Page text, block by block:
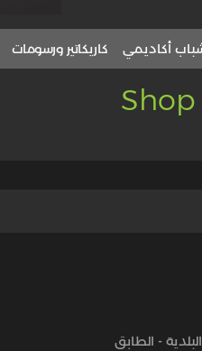
أكاديمي كاريكاتير ورسومات
Shop
- الطابق